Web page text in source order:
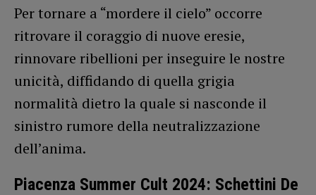
Per tornare a “mordere il cielo” occorre
ritrovare il coraggio di nuove eresie,
rinnovare ribellioni per inseguire le nostre
unicità, diffidando di quella grigia
normalità dietro la quale si nasconde il
sinistro rumore della neutralizzazione
dell’anima.
Piacenza Summer Cult 2024: Schettini De